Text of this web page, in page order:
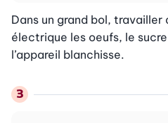
Dans un grand bol,
électrique les oeufs, le
l’appareil blanchisse.